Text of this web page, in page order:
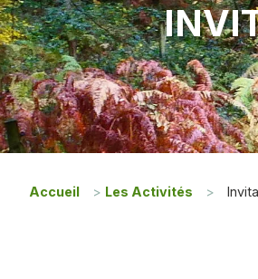
Accueil > Les Activités >